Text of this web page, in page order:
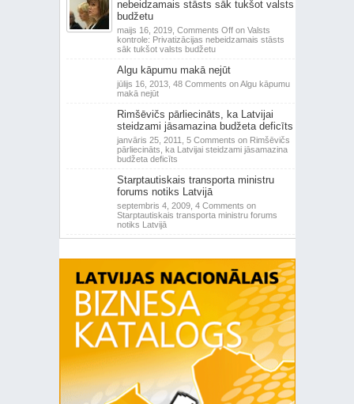
nebeidzamais stāsts sāk tukšot valsts
budžetu
maijs 16, 2019, Comments Offon Valsts
kontrole: Privatizācijas nebeidzamais stāsts
sāk tukšot valsts budžetu
Algu kāpumu makā nejūt
jūlijs 16, 2013, 48 Comments on Algu kāpumu
makā nejūt
Rimšēvičs pārliecināts, ka Latvijai
steidzami jāsamazina budžeta deficīts
janvāris 25, 2011, 5 Comments on Rimšēvičs
pārliecināts, ka Latvijai steidzami jāsamazina
budžeta deficīts
Starptautiskais transporta ministru
forums notiks Latvijā
septembris 4, 2009, 4 Comments on
Starptautiskais transporta ministru forums
notiks Latvijā